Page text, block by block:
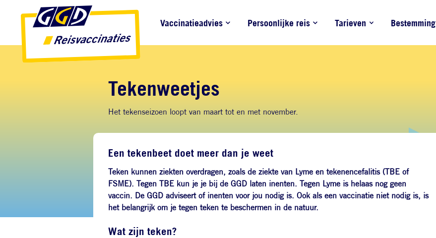
Direct naar inhoud
Direct naar hoofdnavigatie
Direct naar zoekfunctie
Hoofdnavigatie
Vaccinatieadvies Persoonlijke reis Tarieven Bestemming
Tekenweetjes
Het tekenseizoen loopt van maart tot en met november.
Een tekenbeet doet meer dan je weet
Teken kunnen ziekten overdragen, zoals de ziekte van Lyme en tekenencefalitis (TBE of
FSME). Tegen TBE kun je je bij de GGD laten inenten. Tegen Lyme is helaas nog geen
vaccin. De GGD adviseert of inenten voor jou nodig is. Ook als een vaccinatie niet nodig is, is
het belangrijk om je tegen teken te beschermen in de natuur.
Wat zijn teken?